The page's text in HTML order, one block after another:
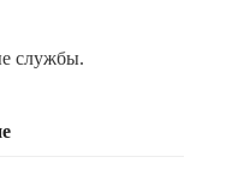
службы.